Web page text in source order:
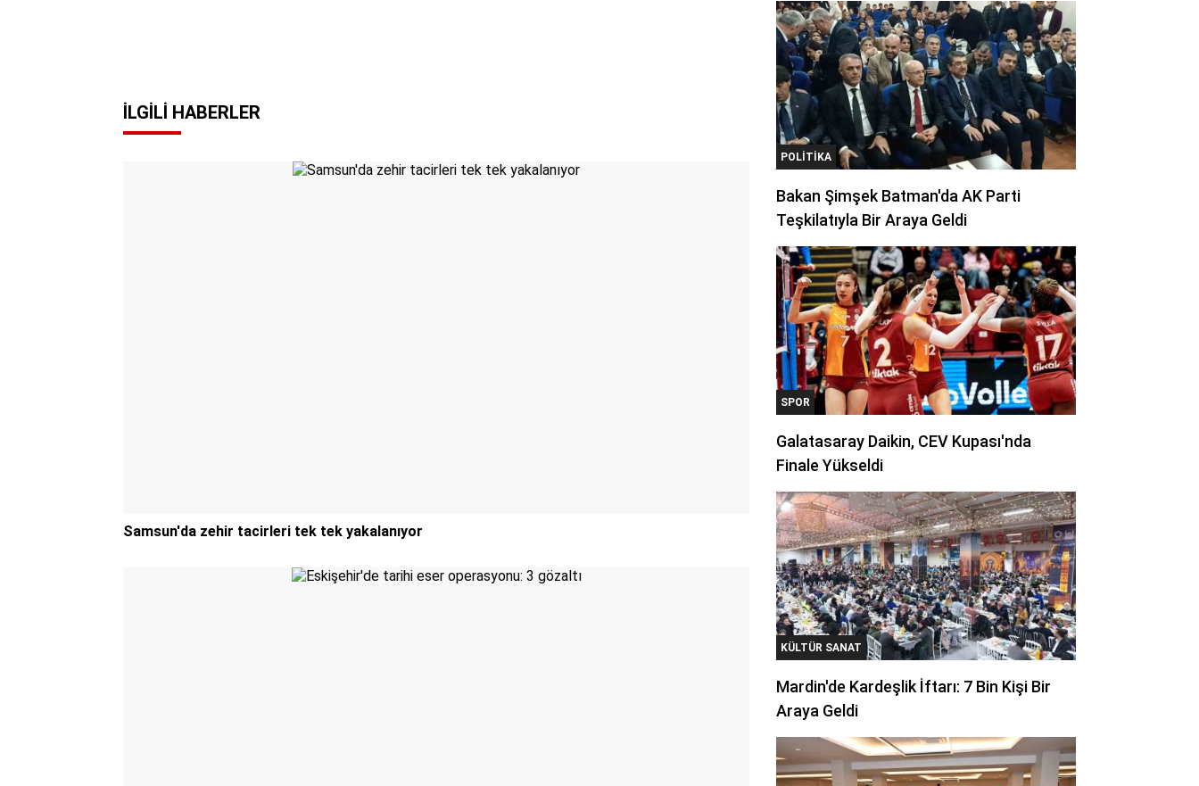
İLGILI HABERLER
Samsun'da zehir tacirleri tek tek yakalanıyor
POLITIKA
Bakan Şimşek Batman'da AK Parti
Teşkilatıyla Bir Araya Geldi
SPOR
Galatasaray Daikin, CEV Kupası'nda
Finale Yükseldi
KÜLTÜR SANAT
Mardin'de Kardeşlik İftarı: 7 Bin Kişi Bir
Araya Geldi